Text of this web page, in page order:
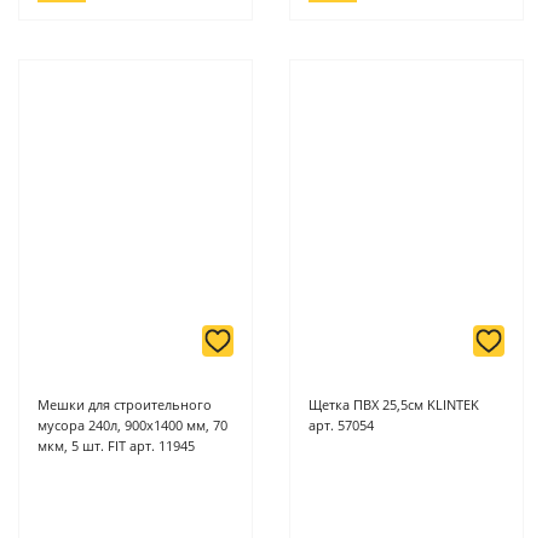
Мешки для строительного
мусора 240л, 900х1400 мм, 70
мкм, 5 шт. FIT арт. 11945
Щетка ПВХ 25,5см KLINTEK
арт. 57054